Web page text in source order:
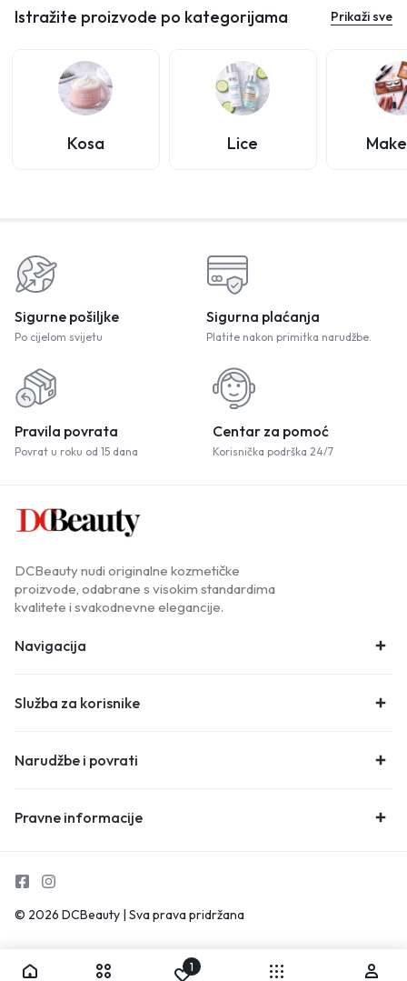
Istražite proizvode po kategorijama Prikaži sve
Kosa Lice
Sigurne pošiljke
Po cijelom svijetu
Sigurna plaćanja
Platite nakon primitka narudžbe.
Pravila povrata
Povrat u roku od 15 dana
Centar za pomoć
Korisnička podrška 24/7
DCBeauty nudi originalne kozmetičke
proizvode, odabrane s visokim standardima
kvalitete i svakodnevne elegancije.
Navigacija
Služba za korisnike
Narudžbe i povrati
Pravne informacije
© 2026 DCBeauty | Sva prava pridržana
1